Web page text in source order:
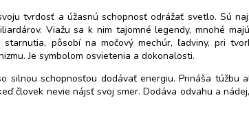
tvrdosť a úžasnú schopnosť odrážať svetlo. Sú
Viažu sa k nim tajomné legendy, mnohé
pôsobí na močový mechúr, ľadviny, pri
Je symbolom osvietenia a dokonalosti.
silnou schopnosťou dodávať energiu. Prináša
človek nevie nájsť svoj smer. Dodáva odvahu a